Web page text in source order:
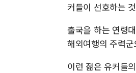
커들이 선호하는
출국을 하는 연령
해외여행의 주력
이런 젊은 유커들